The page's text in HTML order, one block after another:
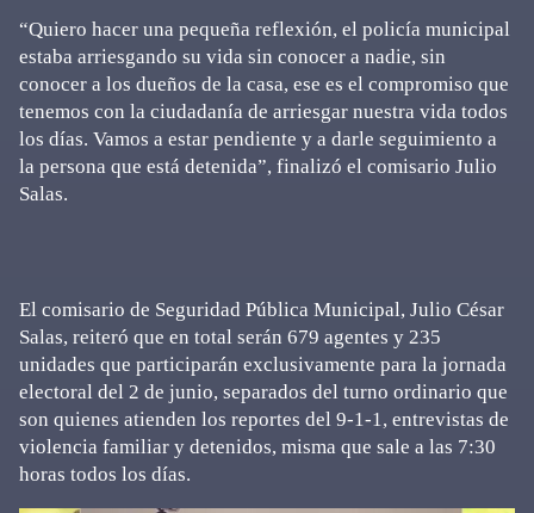
“Quiero hacer una pequeña reflexión, el policía municipal
estaba arriesgando su vida sin conocer a nadie, sin
conocer a los dueños de la casa, ese es el compromiso que
tenemos con la ciudadanía de arriesgar nuestra vida todos
los días. Vamos a estar pendiente y a darle seguimiento a
la persona que está detenida”, finalizó el comisario Julio
Salas.
El comisario de Seguridad Pública Municipal, Julio César
Salas, reiteró que en total serán 679 agentes y 235
unidades que participarán exclusivamente para la jornada
electoral del 2 de junio, separados del turno ordinario que
son quienes atienden los reportes del 9-1-1, entrevistas de
violencia familiar y detenidos, misma que sale a las 7:30
horas todos los días.